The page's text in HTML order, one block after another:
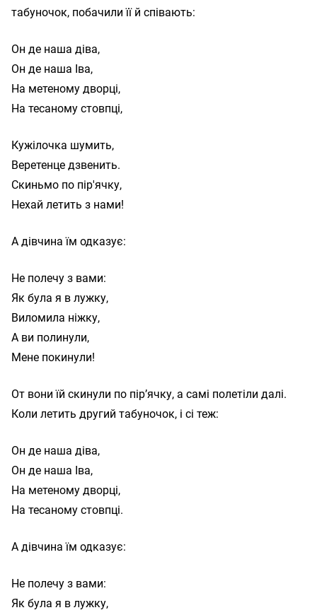
табуночок, побачили її й співають:
Он де наша діва,
Он де наша Іва,
На метеному дворці,
Кужілочка шумить,
Веретенце дзвенить.
Скиньмо по пір'ячку,
А дівчина їм одказує:
Не полечу з вами:
Як була я в лужку,
Виломила ніжку,
А ви полинули,
От вони їй скинули по пір’ячку, а самі полетіли далі.
Коли летить другий табуночок, і сі теж:
Он де наша діва,
Он де наша Іва,
На метеному дворці,
А дівчина їм одказує:
Не полечу з вами:
Як була я в лужку,